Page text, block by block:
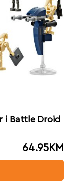
i Battle Droid
64.95KM